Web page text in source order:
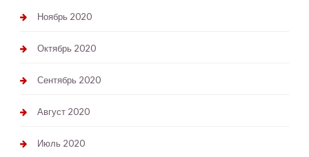
Ноябрь 2020
Октябрь 2020
Сентябрь 2020
Август 2020
Июль 2020